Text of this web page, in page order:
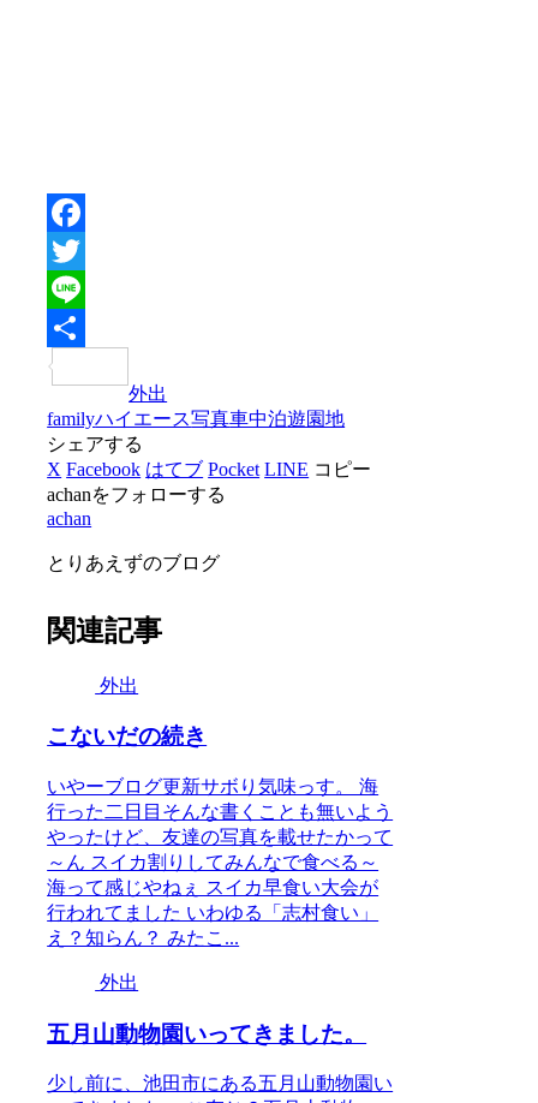
Facebook
Twitter
Line
有
外出
familyハイエース写真車中泊遊園地
シェアする
X Facebook はてブ Pocket LINE コピー
achanをフォローする
achan
とりあえずのブログ
関連記事
外出
こないだの続き
いやーブログ更新サボり気味っす。 海
行った二日目そんな書くことも無いよう
やったけど、友達の写真を載せたかって
～ん スイカ割りしてみんなで食べる～
海って感じやねぇ スイカ早食い大会が
行われてました いわゆる「志村食い」
え？知らん？ みたこ...
外出
五月山動物園いってきました。
少し前に、池田市にある五月山動物園い